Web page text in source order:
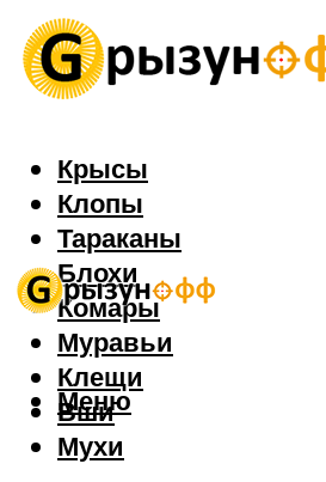
Крысы
Клопы
Тараканы
Блохи
Комары
Муравьи
Клещи
Вши
Мухи
Меню